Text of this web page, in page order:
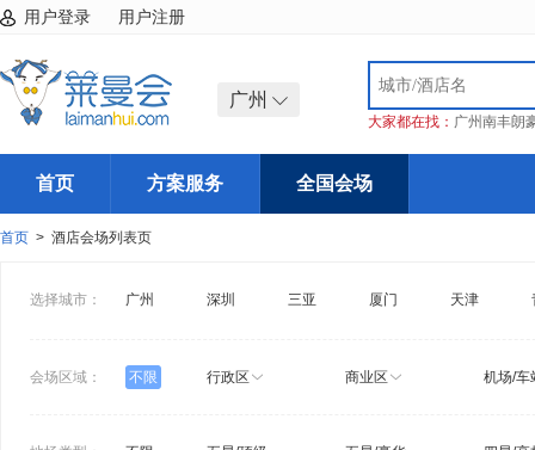
用户登录 用户注册
广州
大家都在找： 广州南丰朗
首页 方案服务 全国会场
首页 > 酒店会场列表页
选择城市： 广州 深圳 三亚 厦门 天津
会场区域： 不限 行政区 商业区 机场/车